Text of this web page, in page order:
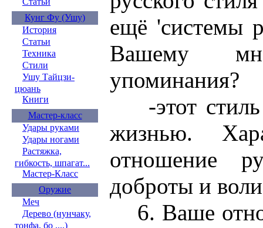
Кунг Фу (Ушу)
История
Статьи
Техника
Стили
Ушу Тайцзи-
цюань
Книги
Мастер-класс
Удары руками
Удары ногами
Растяжка,
гибкость, шпагат...
Мастер-Класс
Оружие
Меч
Дерево (нунчаку,
тонфа, бо ....)
ещё 'системы
Вашему
упоминания?
-этот стиль
жизнью.
отношение
доброты и
6. Ваше